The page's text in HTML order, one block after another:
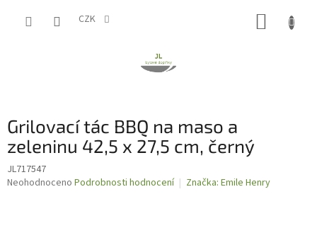
CZK
Grilovací tác BBQ na maso a
zeleninu 42,5 x 27,5 cm, černý
JL717547
Průměrné
Neohodnoceno Podrobnosti hodnocení Značka: Emile Henry